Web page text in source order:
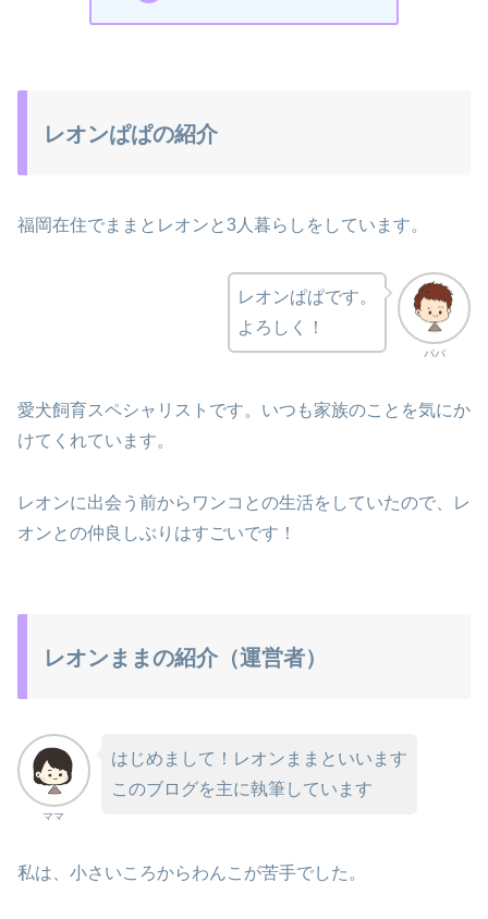
レオンぱぱの紹介
福岡在住でままとレオンと3人暮らしをしています。
パパ
レオンぱぱです。
よろしく！
愛犬飼育スペシャリストです。いつも家族のことを気にか
けてくれています。
レオンに出会う前からワンコとの生活をしていたので、レ
オンとの仲良しぶりはすごいです！
レオンままの紹介（運営者）
ママ
はじめまして！レオンままといいます
このブログを主に執筆しています
私は、小さいころからわんこが苦手でした。